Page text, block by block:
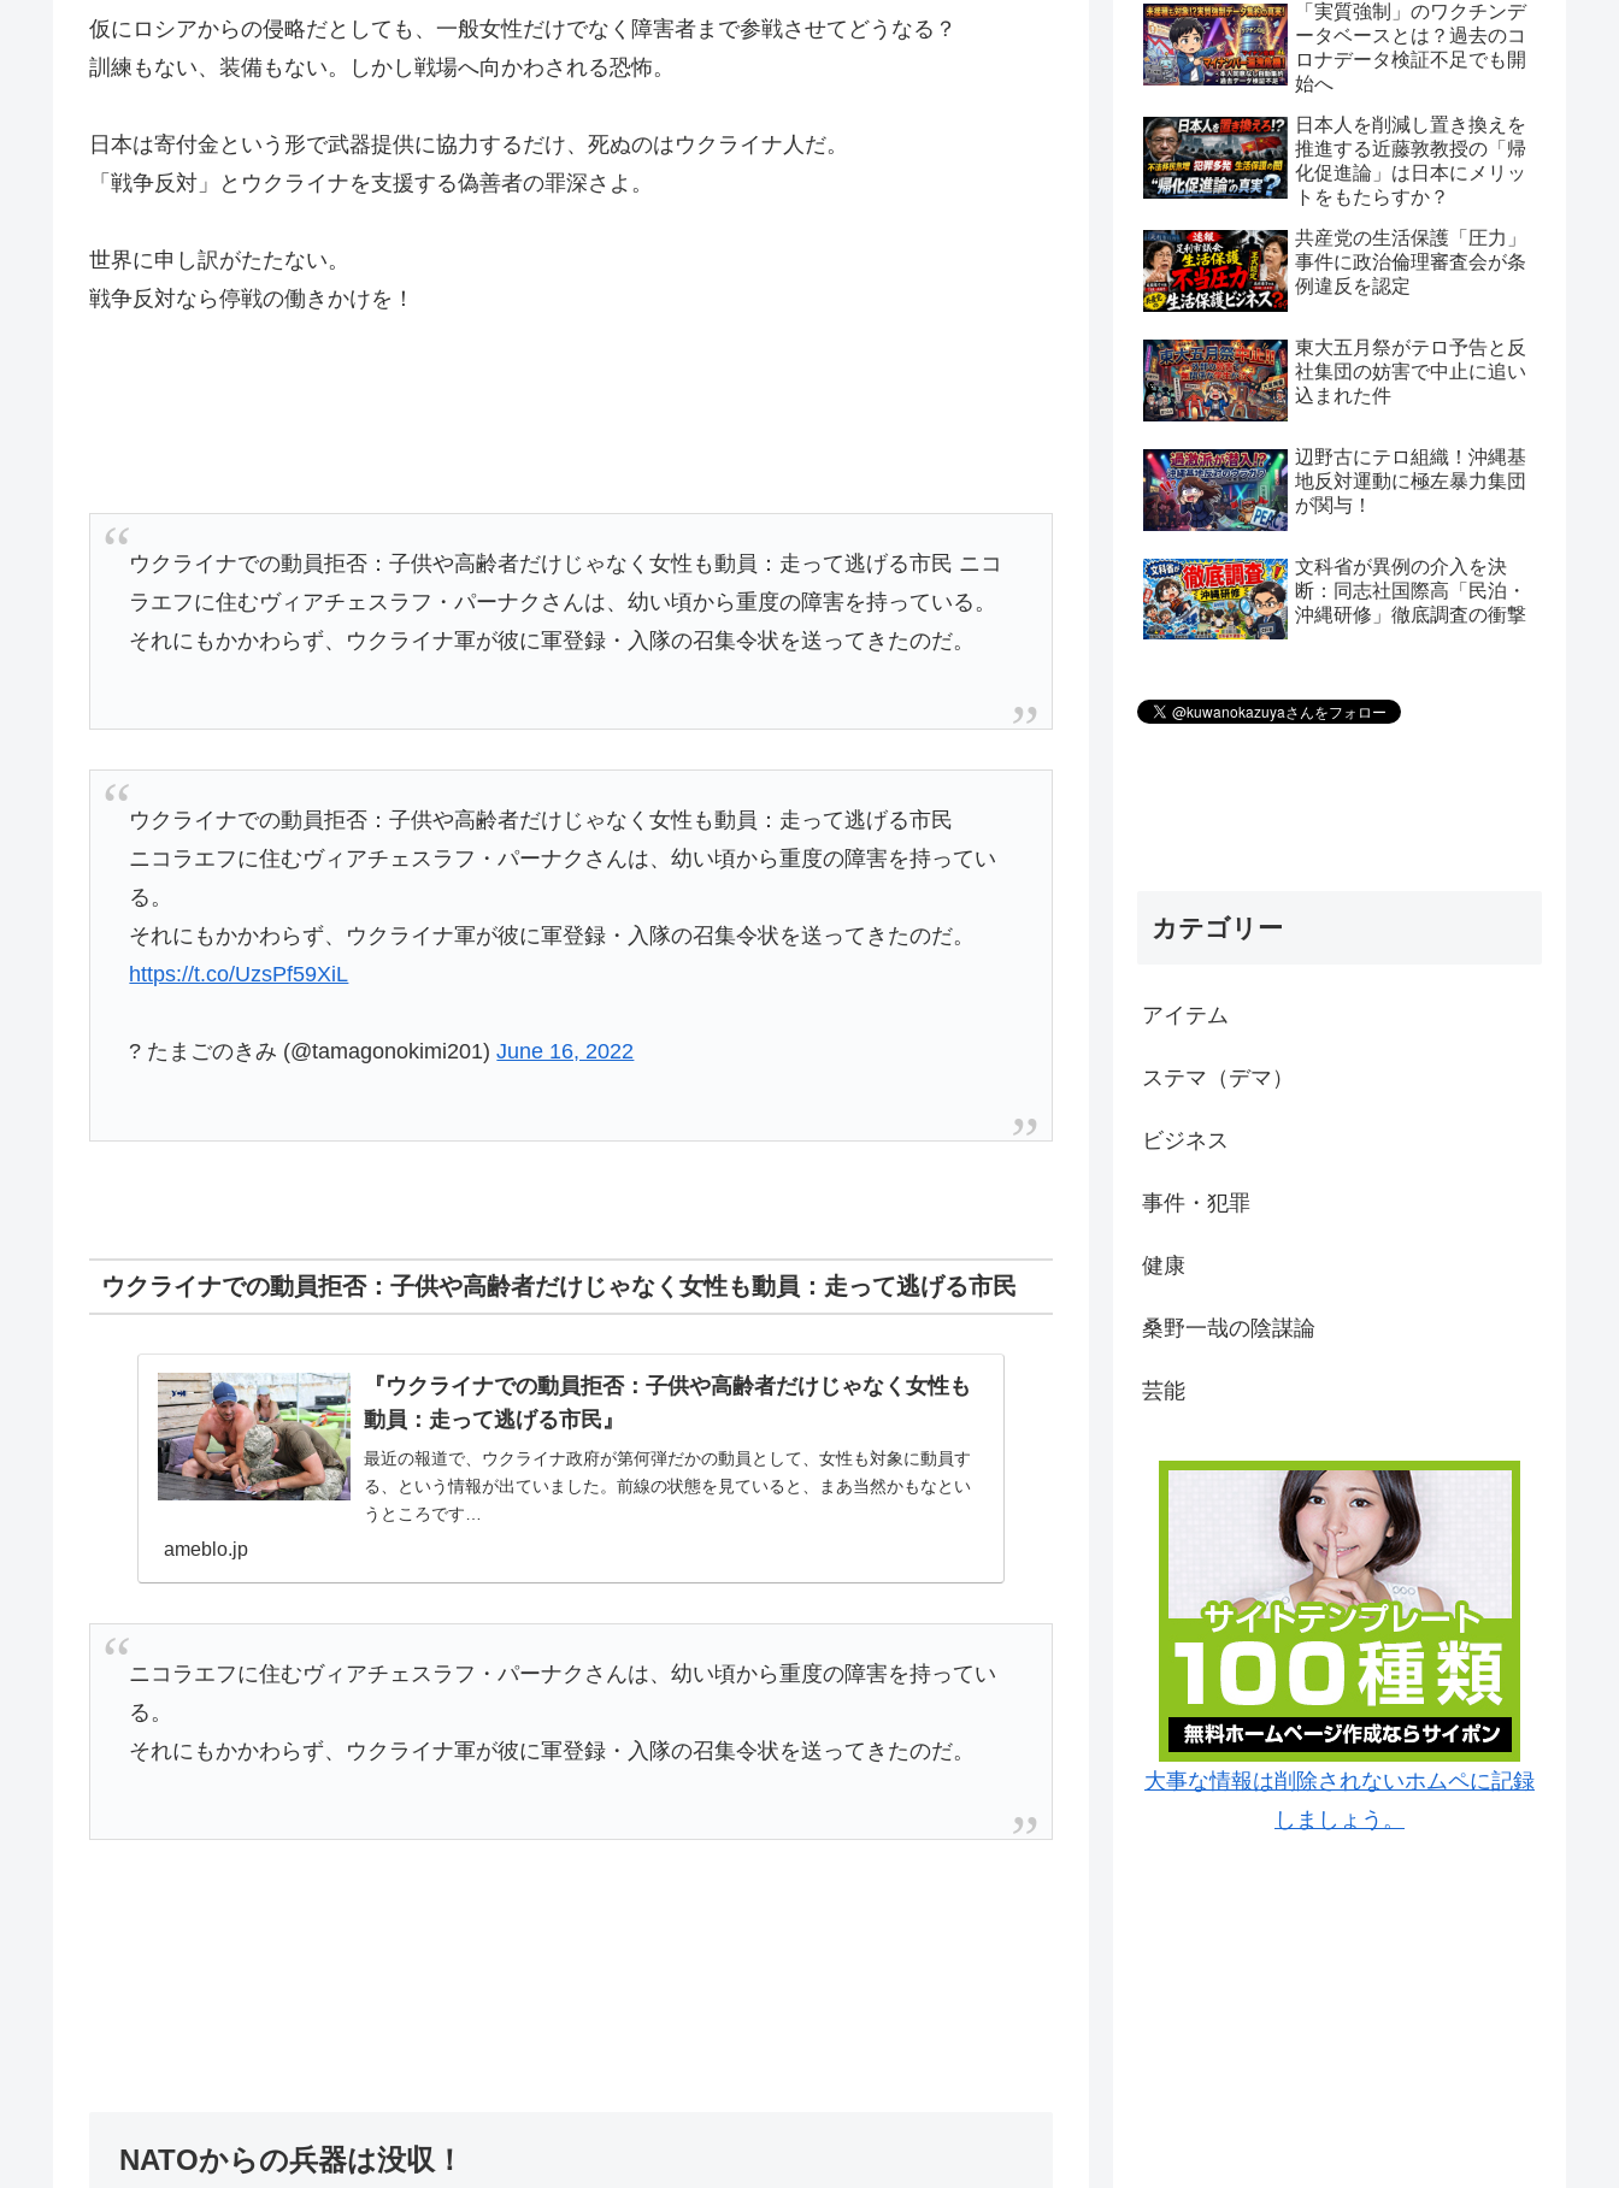
仮にロシアからの侵略だとしても、一般女性だけでなく障害者まで参戦させてどうなる？
訓練もない、装備もない。しかし戦場へ向かわされる恐怖。
日本は寄付金という形で武器提供に協力するだけ、死ぬのはウクライナ人だ。
「戦争反対」とウクライナを支援する偽善者の罪深さよ。
世界に申し訳がたたない。
戦争反対なら停戦の働きかけを！
ウクライナでの動員拒否：子供や高齢者だけじゃなく女性も動員：走って逃げる市民 ニコ
ラエフに住むヴィアチェスラフ・パーナクさんは、幼い頃から重度の障害を持っている。
それにもかかわらず、ウクライナ軍が彼に軍登録・入隊の召集令状を送ってきたのだ。
ウクライナでの動員拒否：子供や高齢者だけじゃなく女性も動員：走って逃げる市民
ニコラエフに住むヴィアチェスラフ・パーナクさんは、幼い頃から重度の障害を持ってい
る。
それにもかかわらず、ウクライナ軍が彼に軍登録・入隊の召集令状を送ってきたのだ。
https://t.co/UzsPf59XiL
? たまごのきみ (@tamagonokimi201)June 16, 2022
ウクライナでの動員拒否：子供や高齢者だけじゃなく女性も動員：走って逃げる市民
『ウクライナでの動員拒否：子供や高齢者だけじゃなく女性も
動員：走って逃げる市民』
最近の報道で、ウクライナ政府が第何弾だかの動員として、女性も対象に動員す
る、という情報が出ていました。前線の状態を見ていると、まあ当然かもなとい
うところです…
ameblo.jp
ニコラエフに住むヴィアチェスラフ・パーナクさんは、幼い頃から重度の障害を持ってい
る。
それにもかかわらず、ウクライナ軍が彼に軍登録・入隊の召集令状を送ってきたのだ。
NATOからの兵器は没収！
「実質強制」のワクチンデ
ータベースとは？過去のコ
ロナデータ検証不足でも開
始へ
日本人を削減し置き換えを
推進する近藤敦教授の「帰
化促進論」は日本にメリッ
トをもたらすか？
共産党の生活保護「圧力」
事件に政治倫理審査会が条
例違反を認定
東大五月祭がテロ予告と反
社集団の妨害で中止に追い
込まれた件
辺野古にテロ組織！沖縄基
地反対運動に極左暴力集団
が関与！
文科省が異例の介入を決
断：同志社国際高「民泊・
沖縄研修」徹底調査の衝撃
カテゴリー
アイテム
ステマ（デマ）
ビジネス
事件・犯罪
健康
桑野一哉の陰謀論
芸能
大事な情報は削除されないホムペに記録
しましょう。